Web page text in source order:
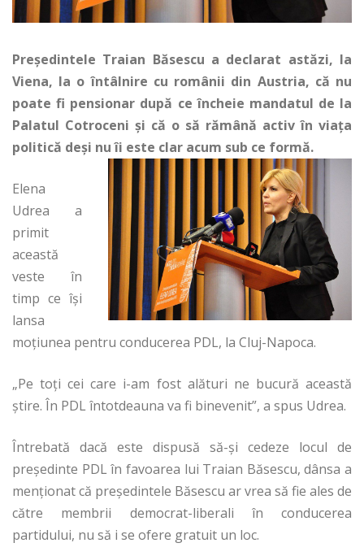
Preşedintele Traian Băsescu a declarat astăzi, la
Viena, la o întâlnire cu românii din Austria, că nu
poate fi pensionar după ce încheie mandatul de la
Palatul Cotroceni şi că o să rămână activ în viaţa
politică deşi nu îi este clar acum sub ce formă.
Elena
Udrea a
primit
această
veste în
timp ce își
lansa
moțiunea pentru conducerea PDL, la Cluj-Napoca.
„Pe toți cei care i-am fost alături ne bucură această
știre. În PDL întotdeauna va fi binevenit”, a spus Udrea.
Întrebată dacă este dispusă să-și cedeze locul de
președinte PDL în favoarea lui Traian Băsescu, dânsa a
menționat că președintele Băsescu ar vrea să fie ales de
către membrii democrat-liberali în conducerea
partidului, nu să i se ofere gratuit un loc.